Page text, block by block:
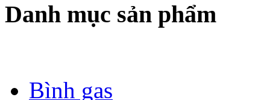
Danh mục sản phẩm
Bình gas